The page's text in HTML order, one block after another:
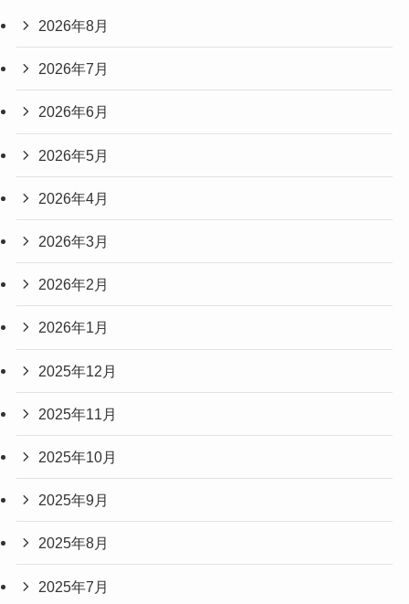
2026年8月
2026年7月
2026年6月
2026年5月
2026年4月
2026年3月
2026年2月
2026年1月
2025年12月
2025年11月
2025年10月
2025年9月
2025年8月
2025年7月